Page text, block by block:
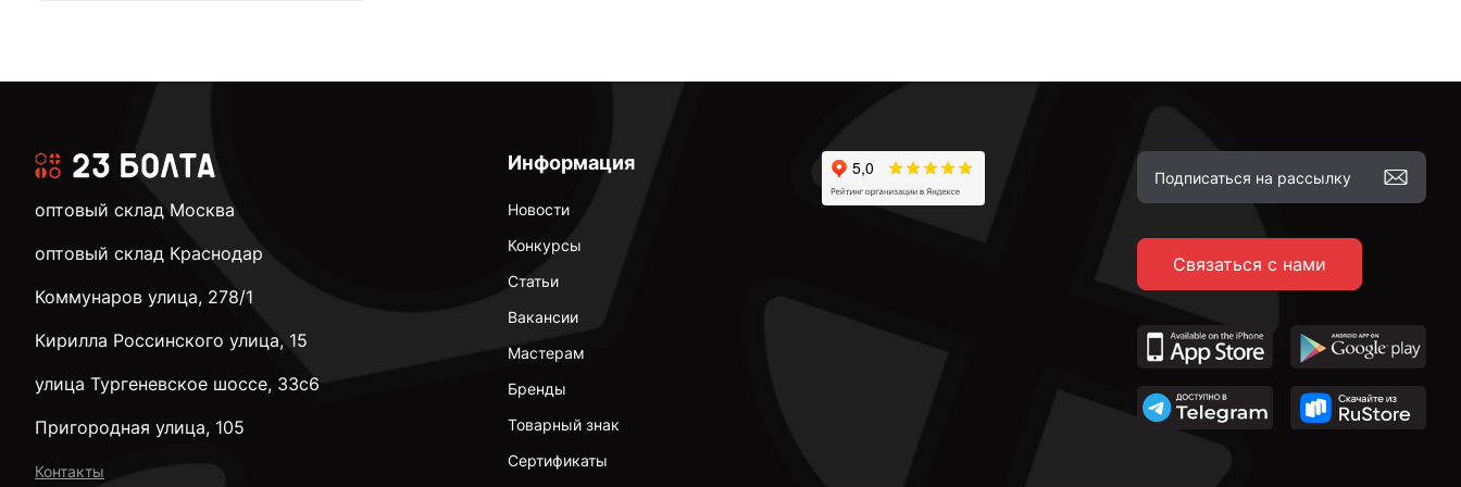
Информация
Новости
Конкурсы
Статьи
Вакансии
Мастерам
Бренды
Товарный знак
Сертификаты
Связаться с нами
оптовый склад Москва
оптовый склад Краснодар
Коммунаров улица, 278/1
Кирилла Россинского улица, 15
улица Тургеневское шоссе, 33с6
Пригородная улица, 105
Контакты